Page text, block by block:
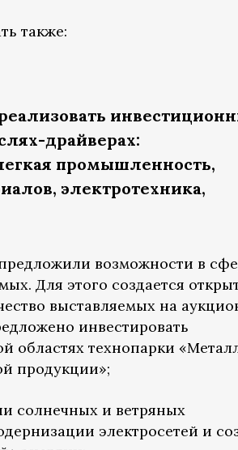
также:
драйверах:
промышленность,
электротехника,
возможности в
Для этого создается
выставляемых на
инвестировать
областях технопарки
продукции»;
солнечных и ветряных
электросетей и